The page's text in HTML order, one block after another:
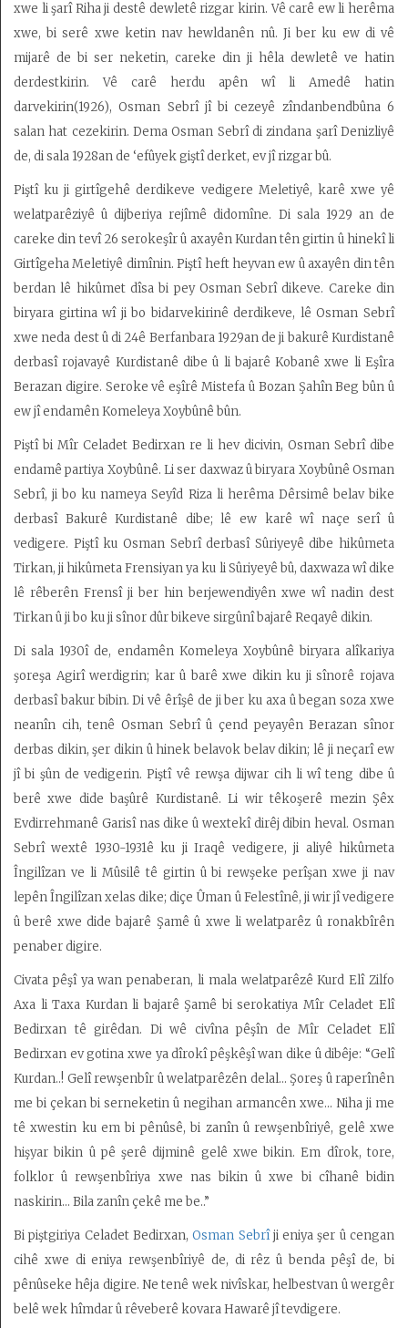
xwe li şarî Riha ji destê dewletê rizgar kirin. Vê carê ew li herêma
xwe, bi serê xwe ketin nav hewldanên nû. Ji ber ku ew di vê
mijarê de bi ser neketin, careke din ji hêla dewletê ve hatin
derdestkirin. Vê carê herdu apên wî li Amedê hatin
darvekirin(1926), Osman Sebrî jî bi cezeyê zîndanbendbûna 6
salan hat cezekirin. Dema Osman Sebrî di zindana şarî Denizliyê
de, di sala 1928an de ‘efûyek giştî derket, ev jî rizgar bû.
Piştî ku ji girtîgehê derdikeve vedigere Meletiyê, karê xwe yê
welatparêziyê û dijberiya rejîmê didomîne. Di sala 1929 an de
careke din tevî 26 serokeşîr û axayên Kurdan tên girtin û hinekî li
Girtîgeha Meletiyê dimînin. Piştî heft heyvan ew û axayên din tên
berdan lê hikûmet dîsa bi pey Osman Sebrî dikeve. Careke din
biryara girtina wî ji bo bidarvekirinê derdikeve, lê Osman Sebrî
xwe neda dest û di 24ê Berfanbara 1929an de ji bakurê Kurdistanê
derbasî rojavayê Kurdistanê dibe û li bajarê Kobanê xwe li Eşîra
Berazan digire. Seroke vê eşîrê Mistefa û Bozan Şahîn Beg bûn û
ew jî endamên Komeleya Xoybûnê bûn.
Piştî bi Mîr Celadet Bedirxan re li hev dicivin, Osman Sebrî dibe
endamê partiya Xoybûnê. Li ser daxwaz û biryara Xoybûnê Osman
Sebrî, ji bo ku nameya Seyîd Riza li herêma Dêrsimê belav bike
derbasî Bakurê Kurdistanê dibe; lê ew karê wî naçe serî û
vedigere. Piştî ku Osman Sebrî derbasî Sûriyeyê dibe hikûmeta
Tirkan, ji hikûmeta Frensiyan ya ku li Sûriyeyê bû, daxwaza wî dike
lê rêberên Frensî ji ber hin berjewendiyên xwe wî nadin dest
Tirkan û ji bo ku ji sînor dûr bikeve sirgûnî bajarê Reqayê dikin.
Di sala 1930î de, endamên Komeleya Xoybûnê biryara alîkariya
şoreşa Agirî werdigrin; kar û barê xwe dikin ku ji sînorê rojava
derbasî bakur bibin. Di vê êrîşê de ji ber ku axa û began soza xwe
neanîn cih, tenê Osman Sebrî û çend peyayên Berazan sînor
derbas dikin, şer dikin û hinek belavok belav dikin; lê ji neçarî ew
jî bi şûn de vedigerin. Piştî vê rewşa dijwar cih li wî teng dibe û
berê xwe dide başûrê Kurdistanê. Li wir têkoşerê mezin Şêx
Evdirrehmanê Garisî nas dike û wextekî dirêj dibin heval. Osman
Sebrî wextê 1930-1931ê ku ji Iraqê vedigere, ji aliyê hikûmeta
Îngilîzan ve li Mûsilê tê girtin û bi rewşeke perîşan xwe ji nav
lepên Îngilîzan xelas dike; diçe Ûman û Felestînê, ji wir jî vedigere
û berê xwe dide bajarê Şamê û xwe li welatparêz û ronakbîrên
penaber digire.
Civata pêşî ya wan penaberan, li mala welatparêzê Kurd Elî Zilfo
Axa li Taxa Kurdan li bajarê Şamê bi serokatiya Mîr Celadet Elî
Bedirxan tê girêdan. Di wê civîna pêşîn de Mîr Celadet Elî
Bedirxan ev gotina xwe ya dîrokî pêşkêşî wan dike û dibêje: “Gelî
Kurdan..! Gelî rewşenbîr û welatparêzên delal… Şoreş û raperînên
me bi çekan bi serneketin û negihan armancên xwe… Niha ji me
tê xwestin ku em bi pênûsê, bi zanîn û rewşenbîriyê, gelê xwe
hişyar bikin û pê şerê dijminê gelê xwe bikin. Em dîrok, tore,
folklor û rewşenbîriya xwe nas bikin û xwe bi cîhanê bidin
naskirin… Bila zanîn çekê me be..”
Bi piştgiriya Celadet Bedirxan,Osman Sebrîji eniya şer û cengan
cihê xwe di eniya rewşenbîriyê de, di rêz û benda pêşî de, bi
pênûseke hêja digire. Ne tenê wek nivîskar, helbestvan û wergêr
belê wek hîmdar û rêveberê kovara Hawarê jî tevdigere.